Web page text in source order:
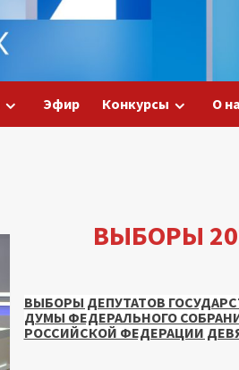
Эфир Конкурсы О
ВЫБОРЫ
ВЫБОРЫ ДЕПУТАТОВ
ДУМЫ ФЕДЕРАЛЬНОГО
РОССИЙСКОЙ ФЕДЕРАЦИИ